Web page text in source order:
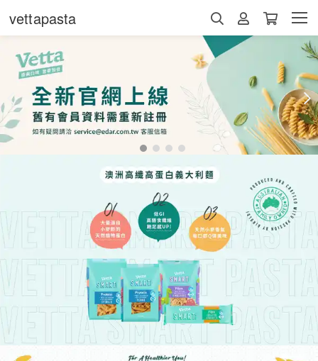
vettapasta